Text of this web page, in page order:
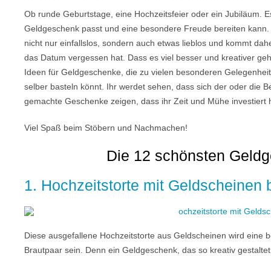
Ob runde Geburtstage, eine Hochzeitsfeier oder ein Jubiläum.
Geldgeschenk passt und eine besondere Freude bereiten
nicht nur einfallslos, sondern auch etwas lieblos und kommt
das Datum vergessen hat. Dass es viel besser und kreativer
Ideen für Geldgeschenke, die zu vielen besonderen
selber basteln könnt. Ihr werdet sehen, dass sich der oder die
gemachte Geschenke zeigen, dass ihr Zeit und Mühe investiert
Viel Spaß beim Stöbern und Nachmachen!
Die 12 schönsten
1. Hochzeitstorte mit Geldscheinen
Diese ausgefallene Hochzeitstorte aus Geldscheinen wird eine
Brautpaar sein. Denn ein Geldgeschenk, das so kreativ